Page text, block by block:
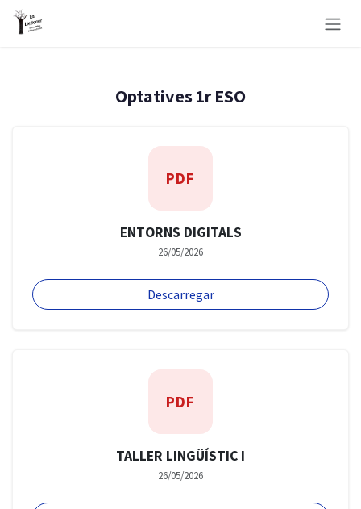
Skip to Content
Optatives 1r ESO
PDF
ENTORNS DIGITALS
26/05/2026
Descarregar
PDF
TALLER LINGÜÍSTIC I
26/05/2026